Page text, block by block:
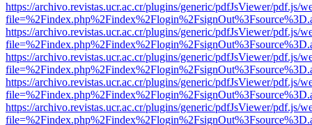
https://archivo.revistas.ucr.ac.cr/plugins/generic/pdfJsViewer/pdf.js/
https://archivo.revistas.ucr.ac.cr/plugins/generic/pdfJsViewer/pdf.js/
https://archivo.revistas.ucr.ac.cr/plugins/generic/pdfJsViewer/pdf.js/
https://archivo.revistas.ucr.ac.cr/plugins/generic/pdfJsViewer/pdf.js/
https://archivo.revistas.ucr.ac.cr/plugins/generic/pdfJsViewer/pdf.js/